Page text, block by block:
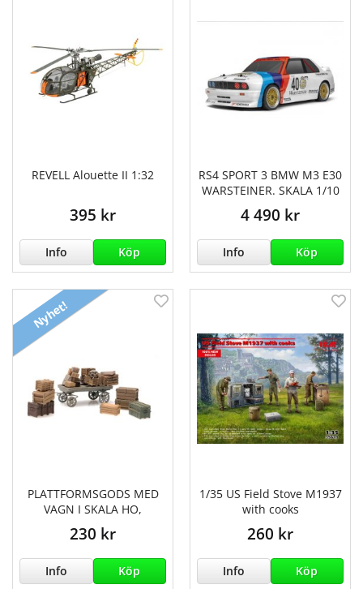
REVELL Alouette II 1:32
395 kr
Info Köp
RS4 SPORT 3 BMW M3 E30
WARSTEINER. SKALA 1/10
4 490 kr
Info Köp
Nyhet!
PLATTFORMSGODS MED
VAGN I SKALA HO,
230 kr
Info Köp
1/35 US Field Stove M1937
with cooks
260 kr
Info Köp